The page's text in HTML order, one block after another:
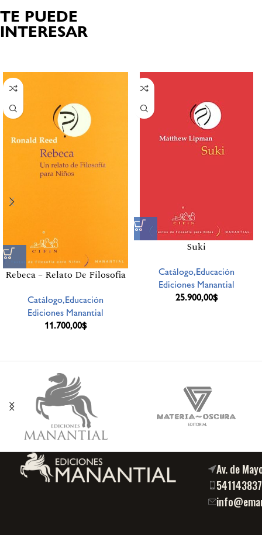
TE PUEDE
INTERESAR
Rebeca – Relato De Filosofia
Catálogo,Educación
Ediciones Manantial
11.700,00$
Suki
Catálogo,Educación
Ediciones Manantial
25.900,00$
Av. de